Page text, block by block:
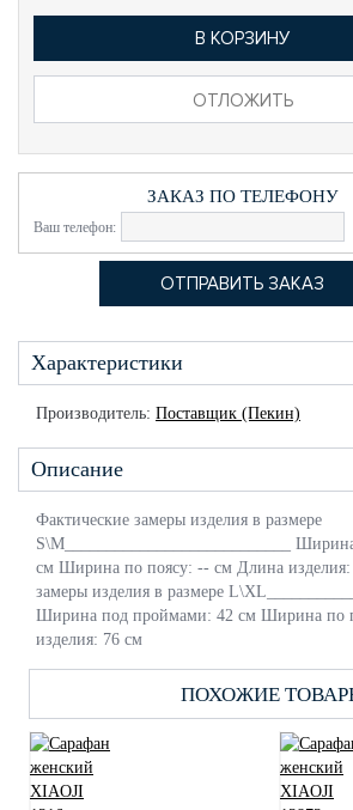
В КОРЗИНУ
ОТЛОЖИТЬ
ЗАКАЗ ПО ТЕЛЕФОНУ
Ваш телефон:
Характеристики
Производитель: Поставщик (Пекин)
Описание
Фактические замеры изделия в размере
S\M___________________________
см Ширина по поясу: -- см Длина изделия:
замеры изделия в размере
Ширина под проймами: 42 см Ширина по
изделия: 76 см
ПОХОЖИЕ